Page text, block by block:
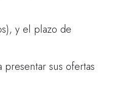
y el plazo de
sus ofertas